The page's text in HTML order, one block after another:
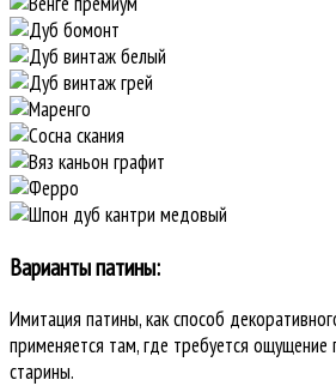
Варианты патины:
Имитация патины, как способ
применяется там, где требуется ощущение
старины.